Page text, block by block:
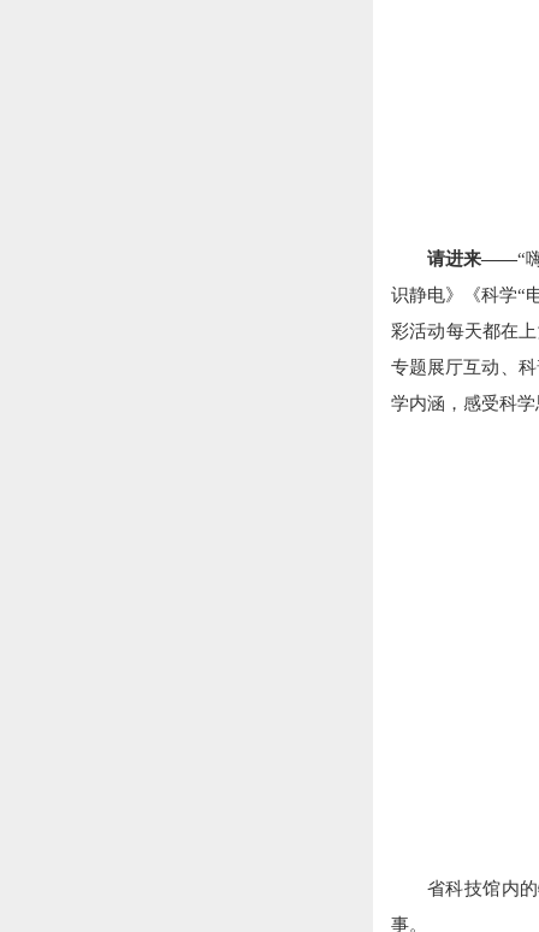
请进来——“
识静电》《科学“
彩活动每天都在
专题展厅互动、
学内涵，感受科
省科技馆内
事。